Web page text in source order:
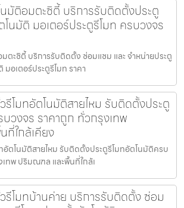
มัติอมตะซิตี้ บริการรับติดตั้งประตู
โนมัติ มอเตอร์ประตูรีโมท ครบวงจร
ตะซิตี้ บริการรับติดตั้ง ซ่อมแซม และ จำหน่ายประตู
อเตอร์ประตูรีโมท ราคา
โมทอัตโนมัติสายไหม รับติดตั้งประตู
วงจร ราคาถูก ทั่วกรุงเทพ
ใกล้เคียง
ตโนมัติสายไหม รับติดตั้งประตูรีโมทอัตโนมัติครบ
ทพ ปริมณฑล และพื้นที่ใกล้เ
รีโมทบ้านค่าย บริการรับติดตั้ง ซ่อม